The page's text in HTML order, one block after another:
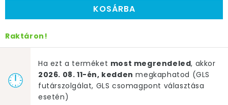
KOSÁRBA
Raktáron!
Ha ezt a terméket most megrendeled, akkor
2026. 08. 11-én, kedden megkaphatod (GLS
futárszolgálat, GLS csomagpont választása
esetén)